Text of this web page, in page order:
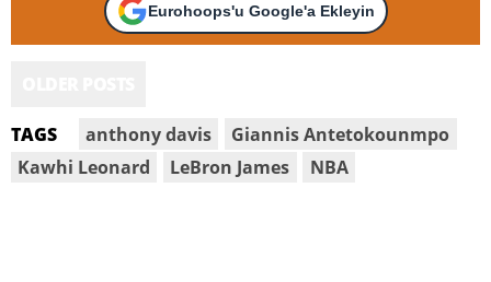
Eurohoops'u Google'a Ekleyin
TAGS anthony davis
Giannis Antetokounmpo
Kawhi Leonard
LeBron James NBA